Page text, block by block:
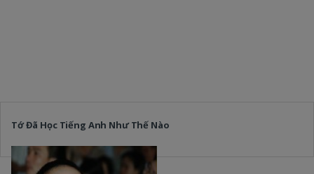
Tớ Đã Học Tiếng Anh Như Thế Nào